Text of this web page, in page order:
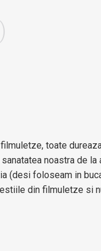
toate
noastra de la
(desi foloseam in
din filmuletze si